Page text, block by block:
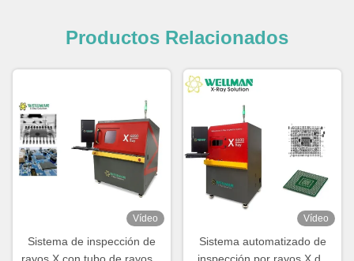
Productos Relacionados
Vídeo
Sistema de inspección de
rayos X con tubo de rayos X
Vídeo
Sistema automatizado de
inspección por rayos X de